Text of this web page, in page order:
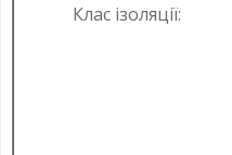
Клас ізоляції: